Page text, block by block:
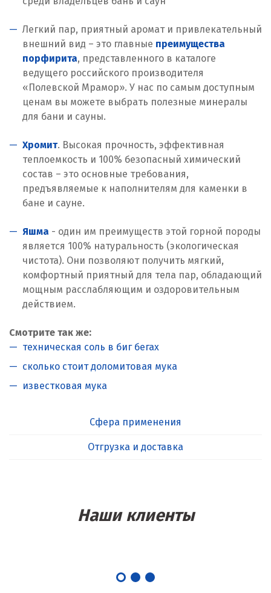
Легкий пар, приятный аромат и привлекательный
внешний вид – это главные преимущества
порфирита, представленного в каталоге
ведущего российского производителя
«Полевской Мрамор». У нас по самым доступным
ценам вы можете выбрать полезные минералы
для бани и сауны.
Хромит. Высокая прочность, эффективная
теплоемкость и 100% безопасный химический
состав – это основные требования,
предъявляемые к наполнителям для каменки в
бане и сауне.
Яшма - один им преимуществ этой горной породы
является 100% натуральность (экологическая
чистота). Они позволяют получить мягкий,
комфортный приятный для тела пар, обладающий
мощным расслабляющим и оздоровительным
действием.
Смотрите так же:
техническая соль в биг бегах
сколько стоит доломитовая мука
известковая мука
Сфера применения
Отгрузка и доставка
Наши клиенты